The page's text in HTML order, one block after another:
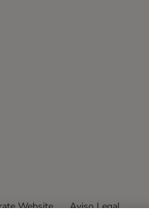
Method
Website
Aviso Legal